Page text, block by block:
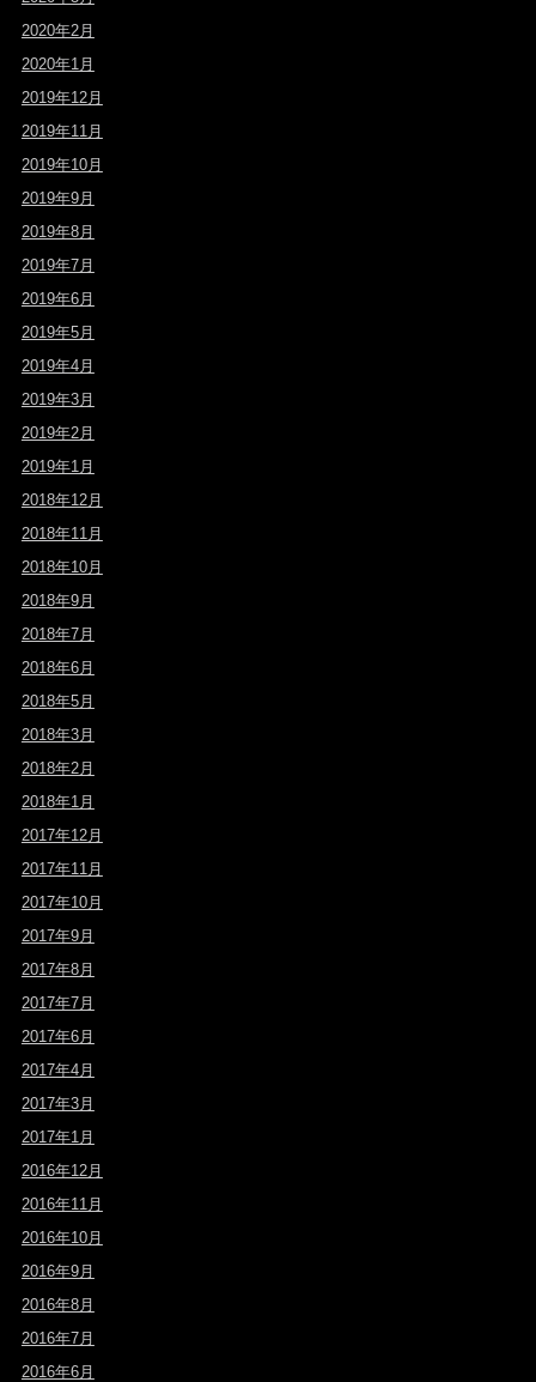
2020年2月
2020年1月
2019年12月
2019年11月
2019年10月
2019年9月
2019年8月
2019年7月
2019年6月
2019年5月
2019年4月
2019年3月
2019年2月
2019年1月
2018年12月
2018年11月
2018年10月
2018年9月
2018年7月
2018年6月
2018年5月
2018年3月
2018年2月
2018年1月
2017年12月
2017年11月
2017年10月
2017年9月
2017年8月
2017年7月
2017年6月
2017年4月
2017年3月
2017年1月
2016年12月
2016年11月
2016年10月
2016年9月
2016年8月
2016年7月
2016年6月